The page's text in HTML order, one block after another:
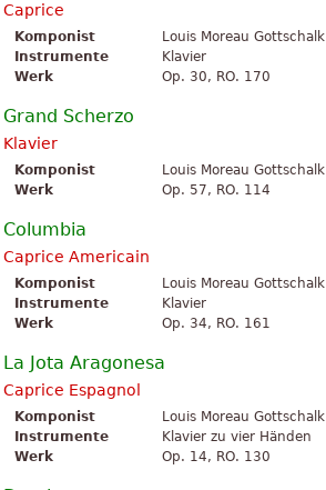
Caprice
Komponist
Louis Moreau Gottschalk
Instrumente
Klavier
Werk
Op. 30, RO. 170
Grand Scherzo
Klavier
Komponist
Louis Moreau Gottschalk
Werk
Op. 57, RO. 114
Columbia
Caprice Americain
Komponist
Louis Moreau Gottschalk
Instrumente
Klavier
Werk
Op. 34, RO. 161
La Jota Aragonesa
Caprice Espagnol
Komponist
Louis Moreau Gottschalk
Instrumente
Klavier zu vier Händen
Werk
Op. 14, RO. 130